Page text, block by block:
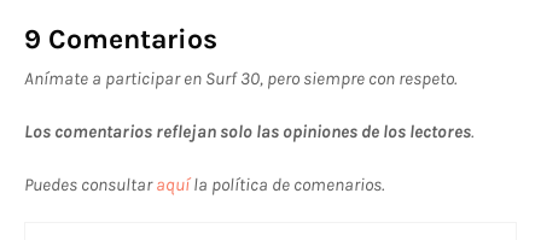
9 Comentarios
Anímate a participar en Surf 30, pero siempre con respeto.
Los comentarios reflejan solo las opiniones de los lectores.
Puedes consultaraquíla política de comenarios.